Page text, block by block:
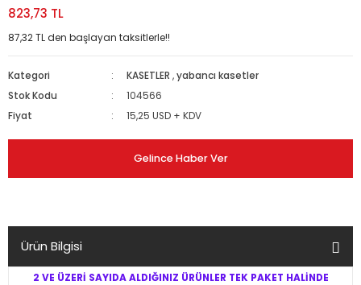
823,73 TL
87,32 TL den başlayan taksitlerle!!
Kategori KASETLER ,yabancı kasetler
Stok Kodu
104566
Fiyat
15,25 USD + KDV
Gelince Haber Ver
Ürün Bilgisi
2 VE ÜZERİ SAYIDA ALDIĞINIZ ÜRÜNLER TEK PAKET HALİNDE